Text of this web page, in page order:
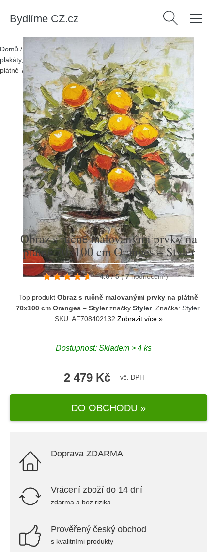
Bydlíme CZ.cz Vyhledávání
Domů / Produkty /> Dekorace > Dekorace na zeď > Obrazy,
plakáty, cedule > Obrazy
Obraz s ručně malovanými prvky na
plátně 70x100 cm Oranges – Styler
Obraz s ručně malovanými prvky na
plátně 70x100 cm Oranges – Styler
4.6 / 5 ( 7 hodnocení)
Top produkt Obraz s ručně malovanými prvky na plátně
70x100 cm Oranges – Stylerznačky Styler. Značka: Styler.
SKU: AF708402132 Zobrazit více »
Dostupnost: Skladem > 4 ks
2 479 Kč vč. DPH
DO OBCHODU »
Doprava ZDARMA
Vrácení zboží do 14 dní
zdarma a bez rizika
Prověřený český obchod
s kvalitními produkty